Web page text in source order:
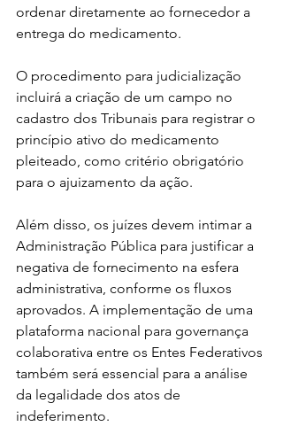
ordenar diretamente ao fornecedor a
entrega do medicamento.
O procedimento para judicialização
incluirá a criação de um campo no
cadastro dos Tribunais para registrar o
princípio ativo do medicamento
pleiteado, como critério obrigatório
para o ajuizamento da ação.
Além disso, os juízes devem intimar a
Administração Pública para justificar a
negativa de fornecimento na esfera
administrativa, conforme os fluxos
aprovados. A implementação de uma
plataforma nacional para governança
colaborativa entre os Entes Federativos
também será essencial para a análise
da legalidade dos atos de
indeferimento.